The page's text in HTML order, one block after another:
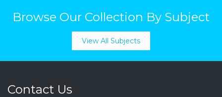
Browse Our Collection By Subject
View All Subjects
Contact Us